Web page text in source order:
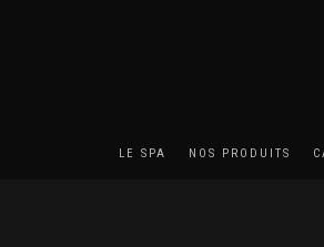
LE SPA NOS PRODUITS